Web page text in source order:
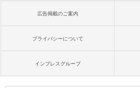
広告掲載のご案内
プライバシーについて
インプレスグループ